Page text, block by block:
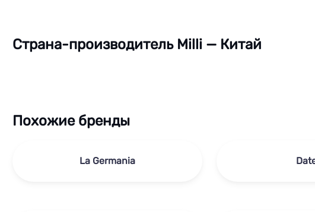
Страна-производитель Milli — Китай
Похожие бренды
La Germania